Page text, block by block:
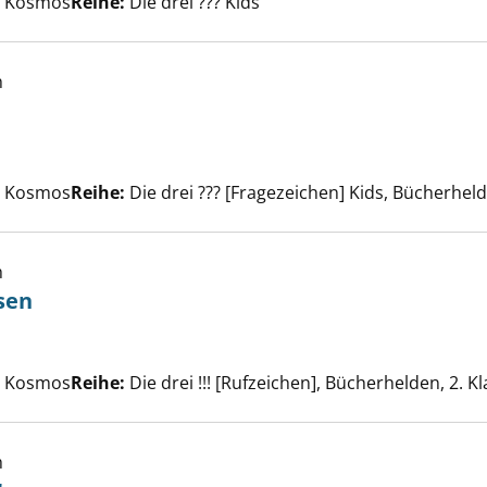
Wüste anzeigen
Reihe: Die drei ??? [Fragezeichen] Kids,
Spürnasen anzeigen
Reihe: Die drei !!! [Rufzeichen], Bücherhelden, 2.